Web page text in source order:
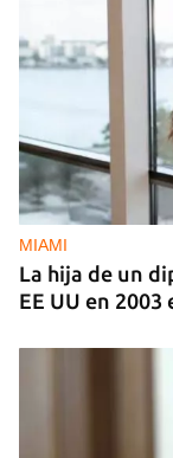
MIAMI
La hija de un
EE UU en